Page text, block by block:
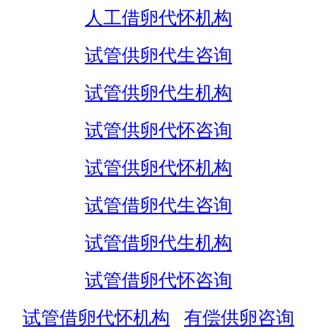
人工借卵代怀机构
试管供卵代生咨询
试管供卵代生机构
试管供卵代怀咨询
试管供卵代怀机构
试管借卵代生咨询
试管借卵代生机构
试管借卵代怀咨询
试管借卵代怀机构
有偿供卵咨询